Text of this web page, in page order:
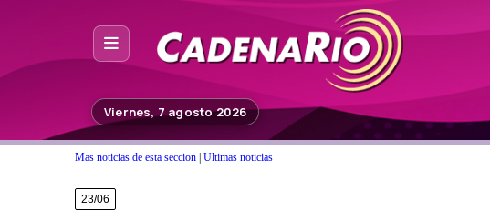
Noticias
Fuera de Foco
Viernes, 7 agosto 2026
Mas noticias de esta seccion Ultimas noticias
23/06